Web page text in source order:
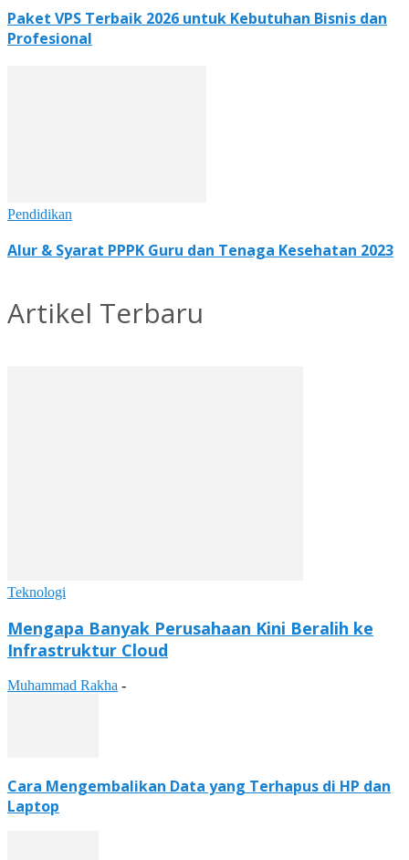
Paket VPS Terbaik 2026 untuk Kebutuhan Bisnis dan
Profesional
Pendidikan
Alur & Syarat PPPK Guru dan Tenaga Kesehatan 2023
Artikel Terbaru
Teknologi
Mengapa Banyak Perusahaan Kini Beralih ke
Infrastruktur Cloud
Muhammad Rakha -
Cara Mengembalikan Data yang Terhapus di HP dan
Laptop